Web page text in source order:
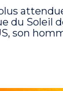
du Soleil
son